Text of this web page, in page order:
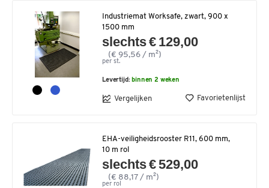
Industriemat Worksafe, zwart, 900 x
1500 mm
slechts € 129,00
(€ 95,56 / m²)
per st.
Levertijd: binnen 2 weken
Vergelijken Favorietenlijst
EHA-veiligheidsrooster R11, 600 mm,
10 m rol
slechts € 529,00
(€ 88,17 / m²)
per rol